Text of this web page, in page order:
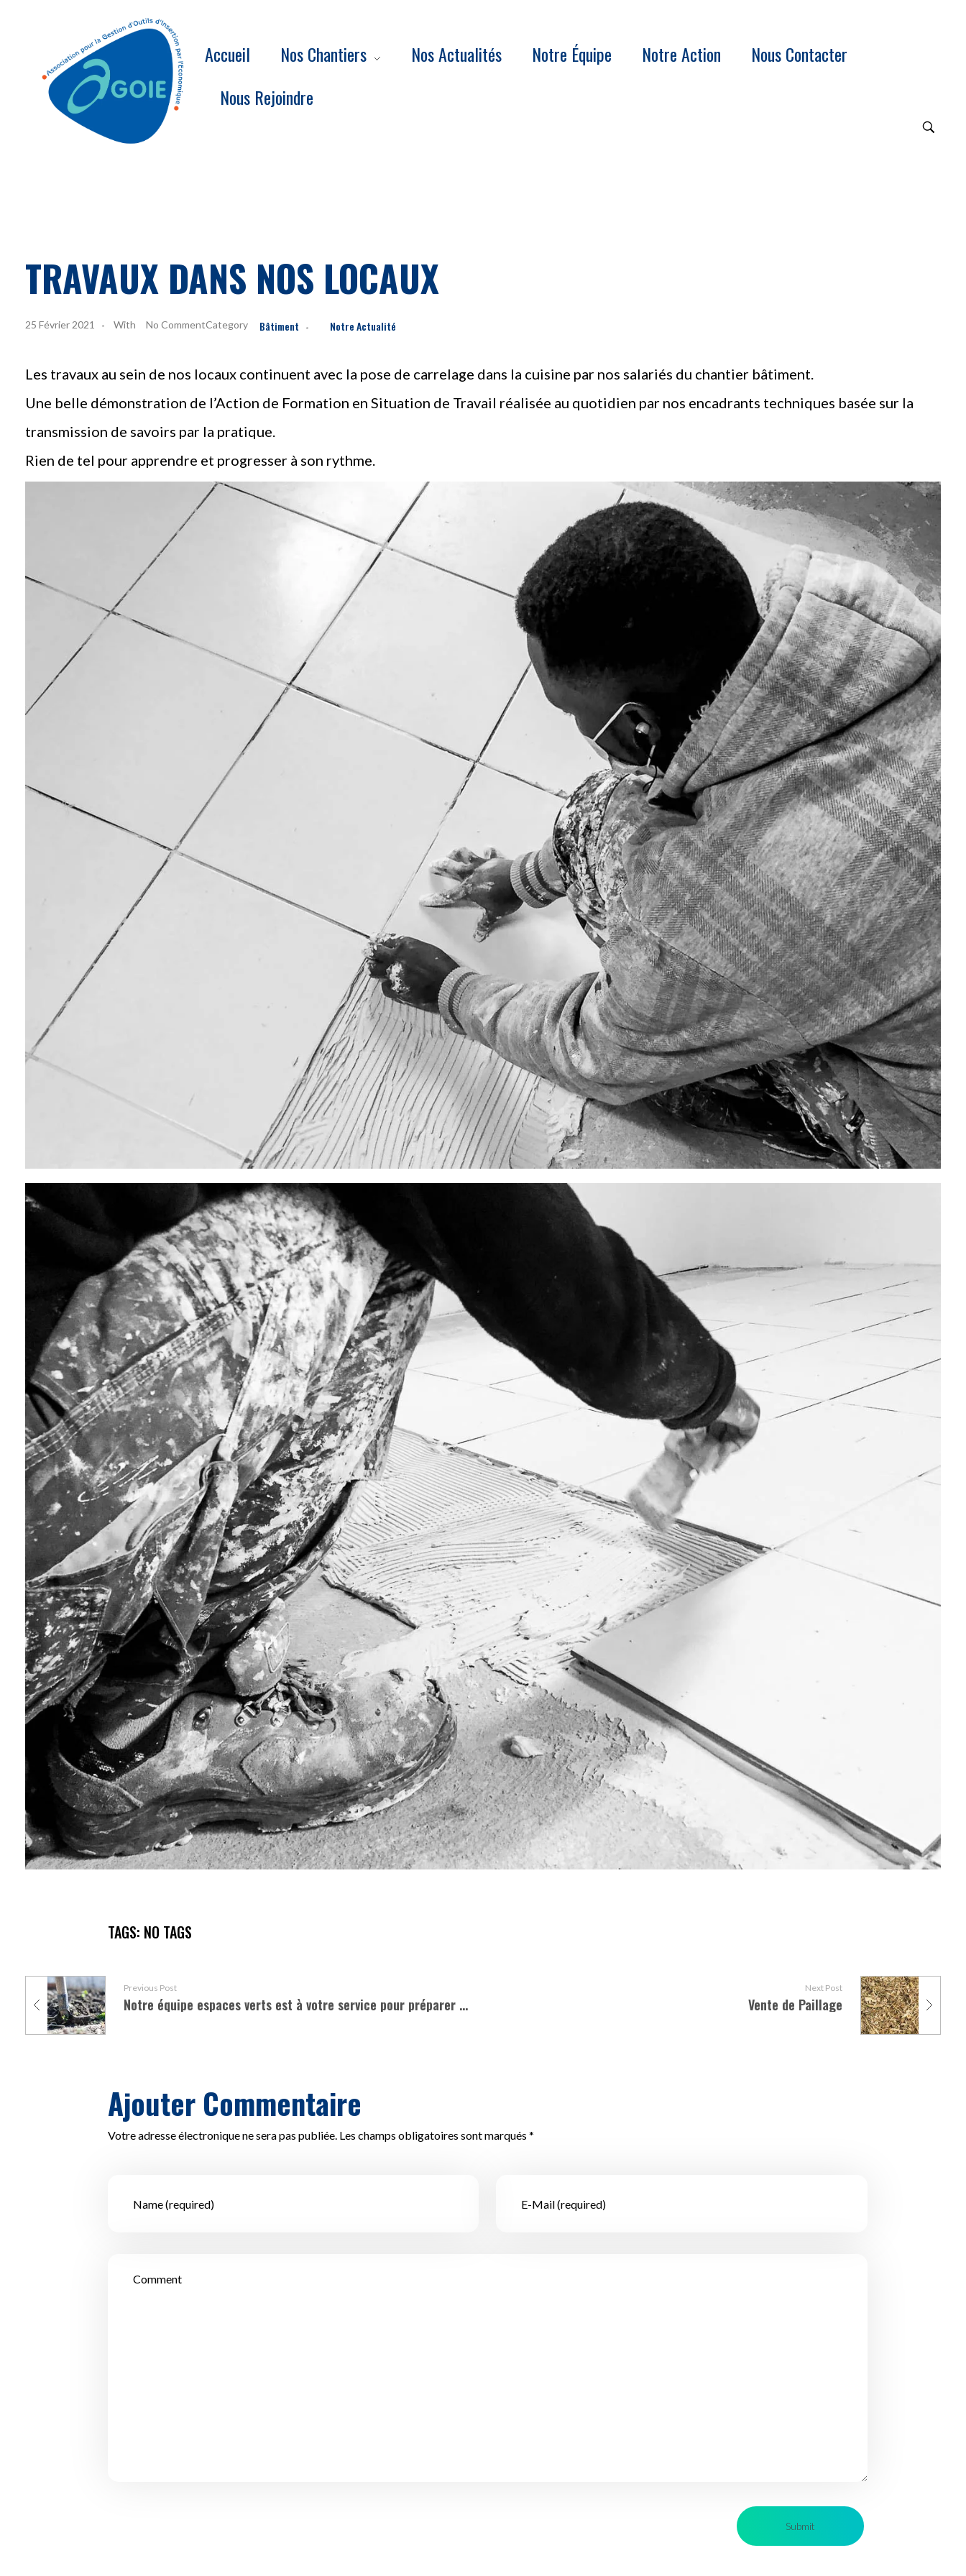
Accueil Nos Chantiers Nos Actualités Notre Équipe Notre Action
Nous Contacter
Nous Rejoindre
TRAVAUX DANS NOS LOCAUX
25 Février 2021 With No Comment Bâtiment Notre Actualité
Les travaux au sein de nos locaux continuent avec la pose de carrelage dans la cuisine par nos salariés du chantier bâtiment.
Une belle démonstration de l’Action de Formation en Situation de Travail réalisée au quotidien par nos encadrants techniques basée sur la
transmission de savoirs par la pratique.
Rien de tel pour apprendre et progresser à son rythme.
TAGS: NO TAGS
Previous Post
Notre équipe espaces verts est à votre service pour préparer vos jardins à accueillir les futures plantations.
Next Post
Vente de Paillage
Ajouter Commentaire
Votre adresse électronique ne sera pas publiée. Les champs obligatoires sont marqués *